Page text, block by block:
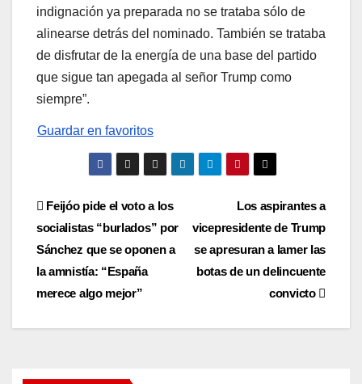
indignación ya preparada no se trataba sólo de
alinearse detrás del nominado. También se trataba
de disfrutar de la energía de una base del partido
que sigue tan apegada al señor Trump como
siempre”.
Guardar en favoritos
Post
navigation
Los aspirantes a
vicepresidente de Trump
se apresuran a lamer las
botas de un delincuente
convicto
Feijóo pide el voto a los
socialistas “burlados” por
Sánchez que se oponen a
la amnistía: “España
merece algo mejor”